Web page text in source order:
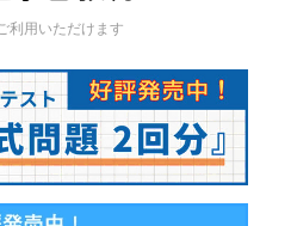
利用いただけます